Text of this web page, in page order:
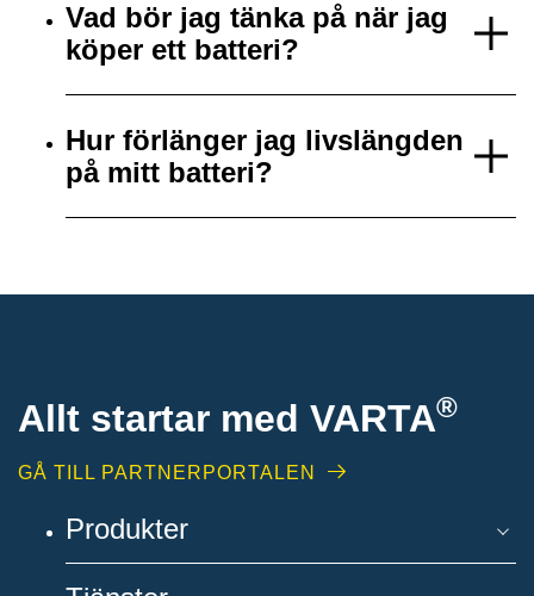
Vad bör jag tänka på när jag
köper ett batteri?
Hur förlänger jag livslängden
på mitt batteri?
Allt startar med VARTA®
GÅ TILL PARTNERPORTALEN
Produkter